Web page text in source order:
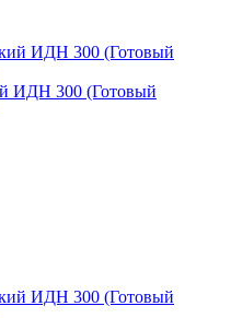
ИДН 300 (Готовый